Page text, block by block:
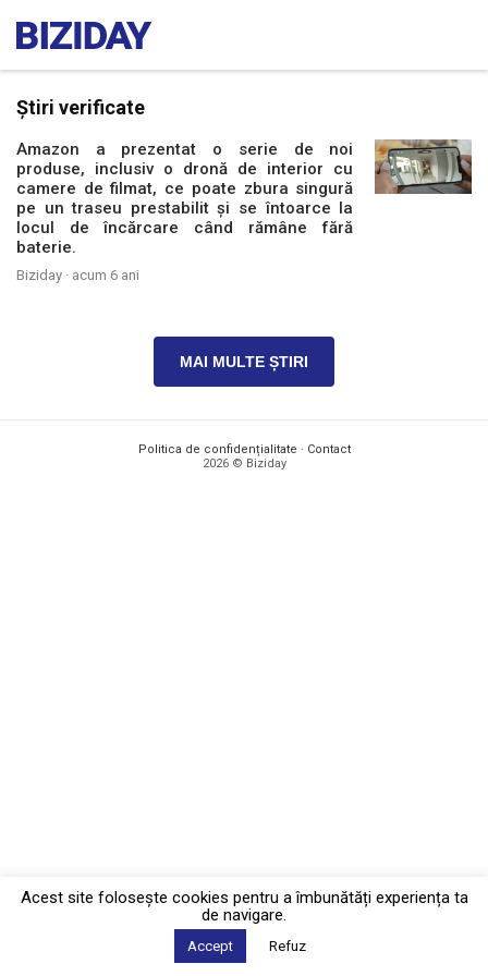
Știri verificate
Amazon a prezentat o serie de noi
produse, inclusiv o dronă de interior cu
camere de filmat, ce poate zbura singură
pe un traseu prestabilit și se întoarce la
locul de încărcare când rămâne fără
baterie.
Biziday · acum 6 ani
MAI MULTE ȘTIRI
Politica de confidențialitate · Contact
2026 © Biziday
Acest site foloseşte cookies pentru a îmbunătăți experiența ta
de navigare.
Accept Refuz